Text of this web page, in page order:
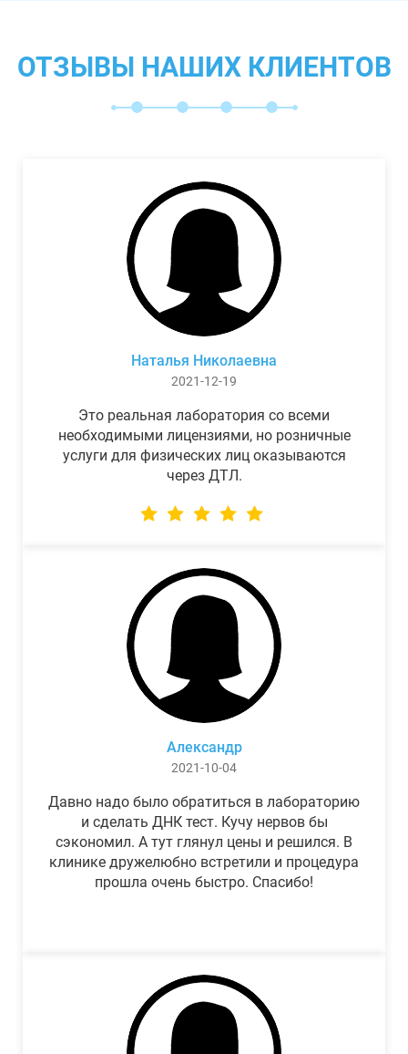
ОТЗЫВЫ НАШИХ КЛИЕНТОВ
Наталья Николаевна
2021-12-19
Это реальная лаборатория со всеми
необходимыми лицензиями, но розничные
услуги для физических лиц оказываются
через ДТЛ.
Александр
2021-10-04
Давно надо было обратиться в лабораторию
и сделать ДНК тест. Кучу нервов бы
сэкономил. А тут глянул цены и решился. В
клинике дружелюбно встретили и процедура
прошла очень быстро. Спасибо!